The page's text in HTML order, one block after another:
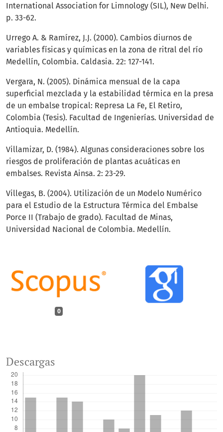
0
Descargas
International Association for Limnology (SIL), New Delhi.
p. 33-62.
Urrego A. & Ramírez, J.J. (2000). Cambios diurnos de
variables físicas y químicas en la zona de ritral del río
Medellín, Colombia. Caldasia. 22: 127-141.
Vergara, N. (2005). Dinámica mensual de la capa
superficial mezclada y la estabilidad térmica en la presa
de un embalse tropical: Represa La Fe, El Retiro,
Colombia (Tesis). Facultad de Ingenierías. Universidad de
Antioquia. Medellín.
Villamizar, D. (1984). Algunas consideraciones sobre los
riesgos de proliferación de plantas acuáticas en
embalses. Revista Ainsa. 2: 23-29.
Villegas, B. (2004). Utilización de un Modelo Numérico
para el Estudio de la Estructura Térmica del Embalse
Porce II (Trabajo de grado). Facultad de Minas,
Universidad Nacional de Colombia. Medellín.